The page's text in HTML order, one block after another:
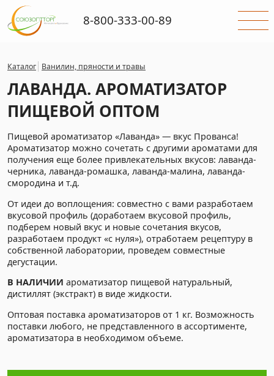
Каталог Ванилин, пряности и травы
ЛАВАНДА. АРОМАТИЗАТОР
ПИЩЕВОЙ ОПТОМ
Пищевой ароматизатор «Лаванда» — вкус Прованса!
Ароматизатор можно сочетать с другими ароматами для
получения еще более привлекательных вкусов: лаванда-
черника, лаванда-ромашка, лаванда-малина, лаванда-
смородина и т.д.
От идеи до воплощения: совместно с вами разработаем
вкусовой профиль (доработаем вкусовой профиль,
подберем новый вкус и новые сочетания вкусов,
разработаем продукт «с нуля»), отработаем рецептуру в
собственной лаборатории, проведем совместные
дегустации.
В НАЛИЧИИ ароматизатор пищевой натуральный,
дистиллят (экстракт) в виде жидкости.
Оптовая поставка ароматизаторов от 1 кг. Возможность
поставки любого, не представленного в ассортименте,
ароматизатора в необходимом объеме.
8-800-333-00-89